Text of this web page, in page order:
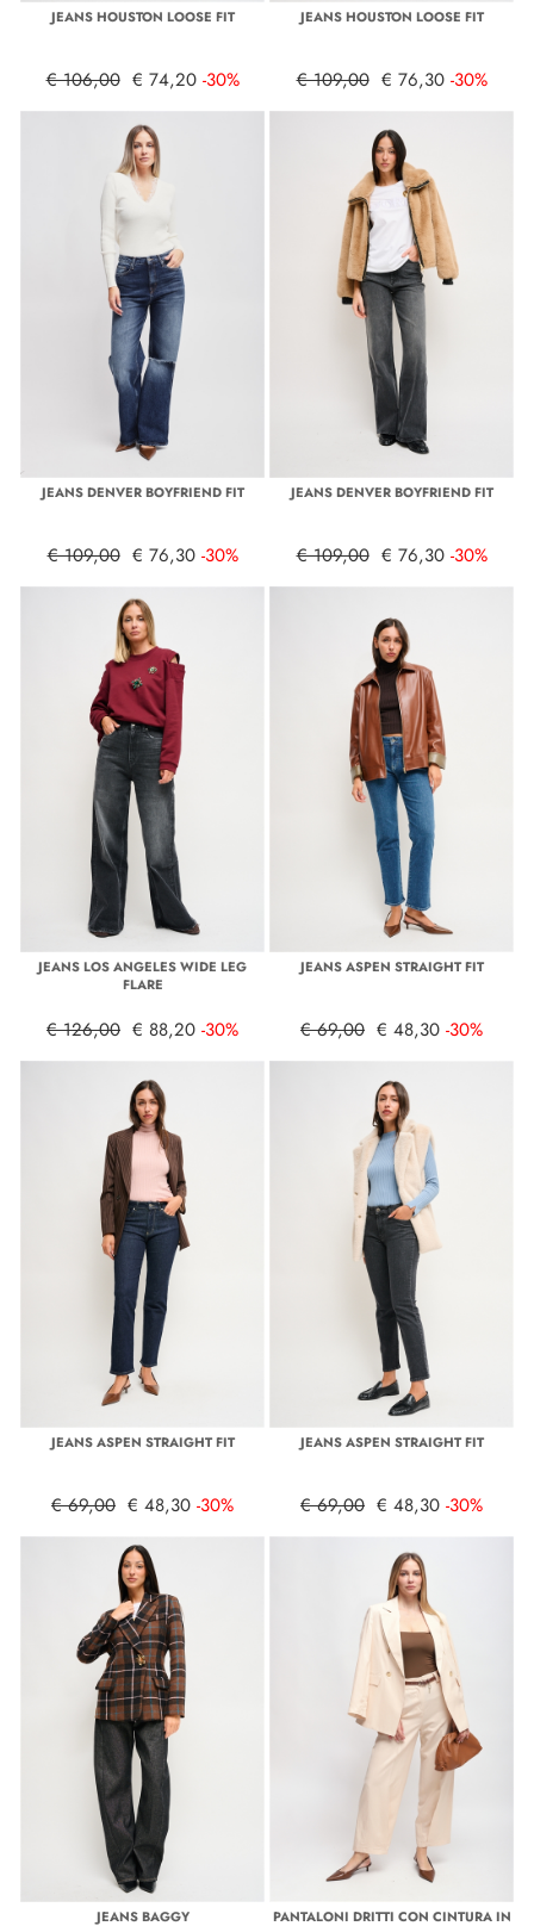
JEANS HOUSTON LOOSE FIT
€ 106,00 € 74,20 -30%
JEANS HOUSTON LOOSE FIT
€ 109,00 € 76,30 -30%
JEANS DENVER BOYFRIEND FIT
€ 109,00 € 76,30 -30%
JEANS DENVER BOYFRIEND FIT
€ 109,00 € 76,30 -30%
JEANS LOS ANGELES WIDE LEG
FLARE
€ 126,00 € 88,20 -30%
JEANS ASPEN STRAIGHT FIT
€ 69,00 € 48,30 -30%
JEANS ASPEN STRAIGHT FIT
€ 69,00 € 48,30 -30%
JEANS ASPEN STRAIGHT FIT
€ 69,00 € 48,30 -30%
JEANS BAGGY
PANTALONI DRITTI CON CINTURA IN